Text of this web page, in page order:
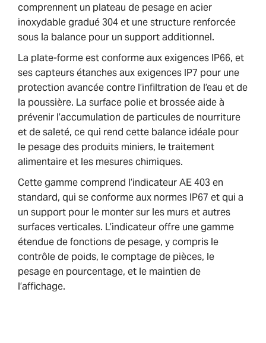
comprennent un plateau de pesage en acier
inoxydable gradué 304 et une structure renforcée
sous la balance pour un support additionnel.
La plate-forme est conforme aux exigences IP66, et
ses capteurs étanches aux exigences IP7 pour une
protection avancée contre l’infiltration de l’eau et de
la poussière. La surface polie et brossée aide à
prévenir l’accumulation de particules de nourriture
et de saleté, ce qui rend cette balance idéale pour
le pesage des produits miniers, le traitement
alimentaire et les mesures chimiques.
Cette gamme comprend l’indicateur AE 403 en
standard, qui se conforme aux normes IP67 et qui a
un support pour le monter sur les murs et autres
surfaces verticales. L’indicateur offre une gamme
étendue de fonctions de pesage, y compris le
contrôle de poids, le comptage de pièces, le
pesage en pourcentage, et le maintien de
l’affichage.